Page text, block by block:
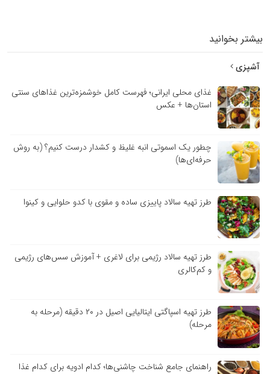
بیشتر بخوانید
آشپزی
غذای محلی ایرانی؛ فهرست کامل خوشمزه‌ترین غذاهای سنتی
استان‌ها + عکس
چطور یک اسموتی انبه غلیظ و کشدار درست کنیم؟ (به روش
حرفه‌ای‌ها)
طرز تهیه سالاد پاییزی ساده و مقوی با کدو حلوایی و کینوا
طرز تهیه سالاد رژیمی برای لاغری + آموزش سس‌های رژیمی
و کم‌کالری
طرز تهیه اسپاگتی ایتالیایی اصیل در ۲۰ دقیقه (مرحله به
مرحله)
راهنمای جامع شناخت چاشنی‌ها؛ کدام ادویه برای کدام غذا